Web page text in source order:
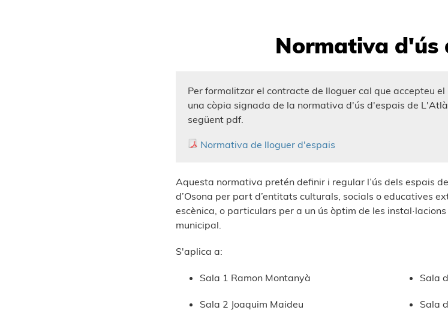
Normativa d'ús
Per formalitzar el contracte de lloguer cal que accepteu
una còpia signada de la normativa d'ús d'espais de
següent pdf.
Normativa de lloguer d'espais
Aquesta normativa pretén definir i regular l’ús dels espais
d’Osona per part d’entitats culturals, socials o educatives
escènica, o particulars per a un ús òptim de les
municipal.
S'aplica a:
Sala 1 Ramon Montanyà
Sala 2 Joaquim Maideu
Sala
Sala